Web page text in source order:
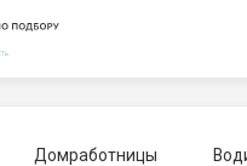
Домработницы